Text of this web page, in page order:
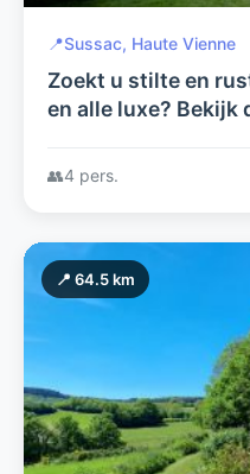
📍Sussac, Haute Vienne
Zoekt u stilte en
en alle luxe? Bekijk
hebben.
👥4 pers.
📍 64.5 km